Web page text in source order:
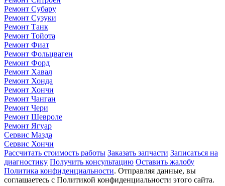
Ремонт Субару
Ремонт Сузуки
Ремонт Танк
Ремонт Тойота
Ремонт Фиат
Ремонт Фольцваген
Ремонт Форд
Ремонт Хавал
Ремонт Хонда
Ремонт Хончи
Ремонт Чанган
Ремонт Чери
Ремонт Шевроле
Ремонт Ягуар
Сервис Мазда
Сервис Хончи
Рассчитать стоимость работы Заказать запчасти Записаться на
диагностику Получить консультацию Оставить жалобу
Политика конфиденциальности. Отправляя данные, вы
соглашаетесь с Политикой конфиденциальности этого сайта.